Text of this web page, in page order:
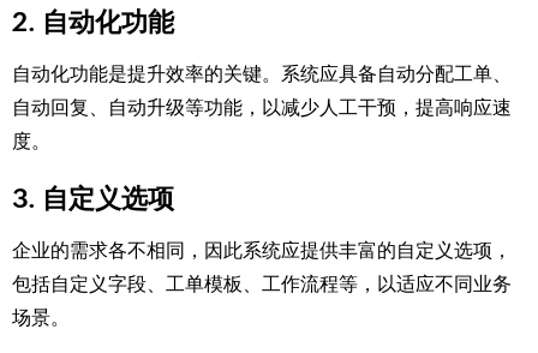
2. 自动化功能
自动化功能是提升效率的关键。系统应具备自动分配工单、
自动回复、自动升级等功能，以减少人工干预，提高响应速
度。
3. 自定义选项
企业的需求各不相同，因此系统应提供丰富的自定义选项，
包括自定义字段、工单模板、工作流程等，以适应不同业务
场景。